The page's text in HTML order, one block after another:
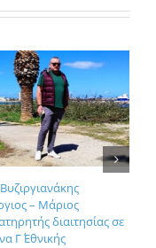
– Μάριος
διαιτησίας σε
Γ΄ Εθνικής